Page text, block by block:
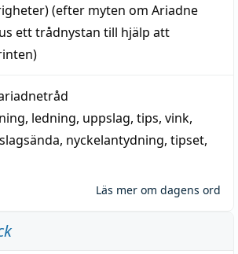
(efter myten om Ariadne
ett trådnystan till hjälp att
, ledning, uppslag, tips, vink,
, nyckelantydning, tipset,
Läs mer om dagens ord